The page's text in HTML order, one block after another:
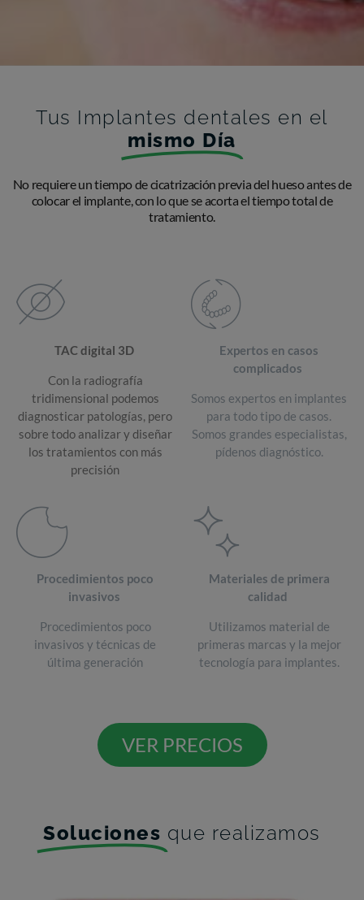
Tus Implantes dentales en el
mismo Día
No requiere un tiempo de cicatrización previa del hueso antes de
colocar el implante, con lo que se acorta el tiempo total de
tratamiento.
TAC digital 3D
Con la radiografía
tridimensional podemos
diagnosticar patologías, pero
sobre todo analizar y diseñar
los tratamientos con más
precisión
Expertos en casos
complicados
Somos expertos en implantes
para todo tipo de casos.
Somos grandes especialistas,
pídenos diagnóstico.
Procedimientos poco
invasivos
Procedimientos poco
invasivos y técnicas de
última generación
Materiales de primera
calidad
Utilizamos material de
primeras marcas y la mejor
tecnología para implantes.
VER PRECIOS
Soluciones que realizamos